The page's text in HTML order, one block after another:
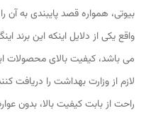
بیوتی، همواره قصد پایبندی به آن
واقع یکی از دلایل اینکه این
می باشد، کیفیت بالای محصولات
لازم از وزارت بهداشت را دریافت
راحت از بابت کیفیت بالا، بدون